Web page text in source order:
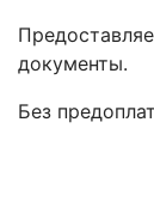
документы.
Без